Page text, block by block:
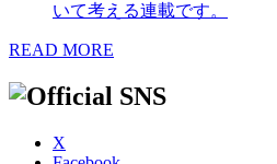
いて考える連載です。
READ MORE
X